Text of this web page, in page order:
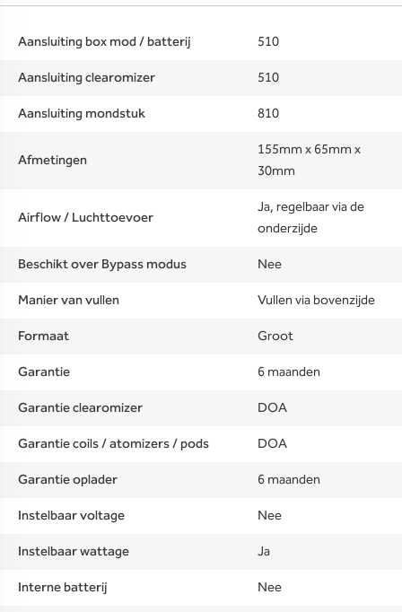
Aansluiting box mod / batterij
510
Aansluiting clearomizer
510
Aansluiting mondstuk
810
Afmetingen
155mm x 65mm x
30mm
Airflow / Luchttoevoer
Ja, regelbaar via de
onderzijde
Beschikt over Bypass modus
Nee
Manier van vullen
Vullen via bovenzijde
Formaat
Groot
Garantie
6 maanden
Garantie clearomizer
DOA
Garantie coils / atomizers / pods
DOA
Garantie oplader
6 maanden
Instelbaar voltage
Nee
Instelbaar wattage
Ja
Interne batterij
Nee